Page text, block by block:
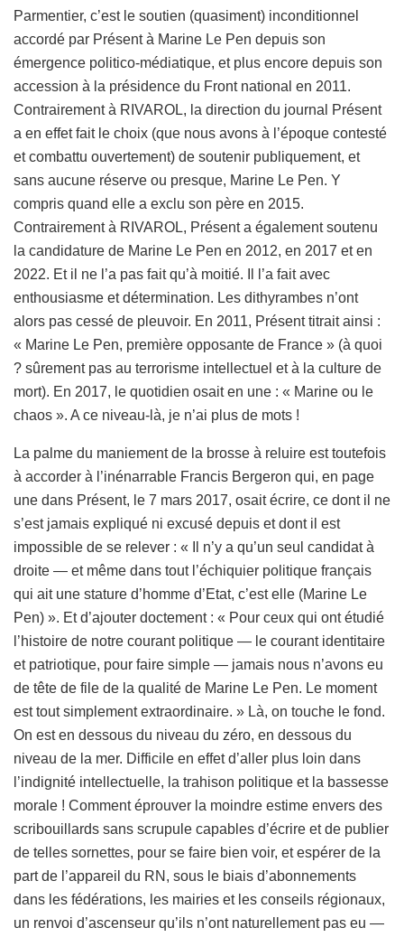
Parmentier, c’est le soutien (quasiment) inconditionnel
accordé par Présent à Marine Le Pen depuis son
émergence politico-médiatique, et plus encore depuis son
accession à la présidence du Front national en 2011.
Contrairement à RIVAROL, la direction du journal Présent
a en effet fait le choix (que nous avons à l’époque contesté
et combattu ouvertement) de soutenir publiquement, et
sans aucune réserve ou presque, Marine Le Pen. Y
compris quand elle a exclu son père en 2015.
Contrairement à RIVAROL, Présent a également soutenu
la candidature de Marine Le Pen en 2012, en 2017 et en
2022. Et il ne l’a pas fait qu’à moitié. Il l’a fait avec
enthousiasme et détermination. Les dithyrambes n’ont
alors pas cessé de pleuvoir. En 2011, Présent titrait ainsi :
« Marine Le Pen, première opposante de France » (à quoi
? sûrement pas au terrorisme intellectuel et à la culture de
mort). En 2017, le quotidien osait en une : « Marine ou le
chaos ». A ce niveau-là, je n’ai plus de mots !
La palme du maniement de la brosse à reluire est toutefois
à accorder à l’inénarrable Francis Bergeron qui, en page
une dans Présent, le 7 mars 2017, osait écrire, ce dont il ne
s’est jamais expliqué ni excusé depuis et dont il est
impossible de se relever : « Il n’y a qu’un seul candidat à
droite — et même dans tout l’échiquier politique français
qui ait une stature d’homme d’Etat, c’est elle (Marine Le
Pen) ». Et d’ajouter doctement : « Pour ceux qui ont étudié
l’histoire de notre courant politique — le courant identitaire
et patriotique, pour faire simple — jamais nous n’avons eu
de tête de file de la qualité de Marine Le Pen. Le moment
est tout simplement extraordinaire. » Là, on touche le fond.
On est en dessous du niveau du zéro, en dessous du
niveau de la mer. Difficile en effet d’aller plus loin dans
l’indignité intellectuelle, la trahison politique et la bassesse
morale ! Comment éprouver la moindre estime envers des
scribouillards sans scrupule capables d’écrire et de publier
de telles sornettes, pour se faire bien voir, et espérer de la
part de l’appareil du RN, sous le biais d’abonnements
dans les fédérations, les mairies et les conseils régionaux,
un renvoi d’ascenseur qu’ils n’ont naturellement pas eu —